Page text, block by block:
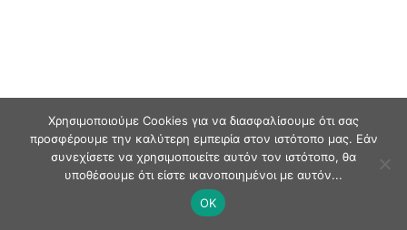
Χρησιμοποιούμε Cookies για να διασφαλίσουμε ότι σας
προσφέρουμε την καλύτερη εμπειρία στον ιστότοπο μας. Εάν
συνεχίσετε να χρησιμοποιείτε αυτόν τον ιστότοπο, θα
υποθέσουμε ότι είστε ικανοποιημένοι με αυτόν...
OK